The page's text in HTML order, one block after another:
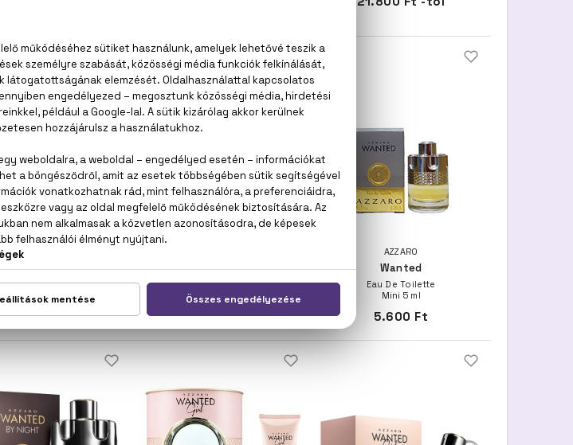
Most Wanted
Parfum
Ft -tól
Wanted
Eau De Parfum
100 ml
20.500 Ft
AZZARO
Wanted
Eau De Toilette
Mini 5 ml
5.600 Ft